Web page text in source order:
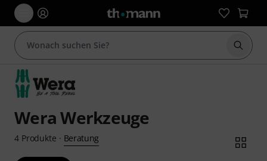
Suche
Wera Werkzeuge
4 Produkte · Beratung